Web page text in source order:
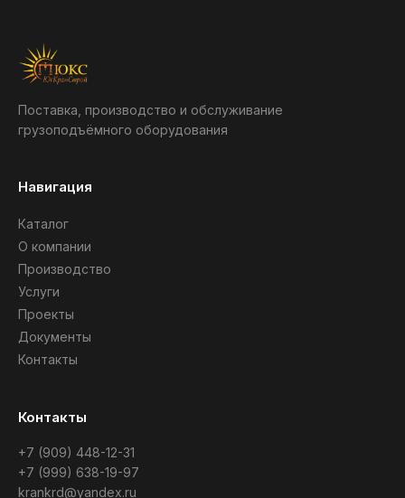
Поставка, производство и обслуживание
грузоподъёмного оборудования
Навигация
Каталог
О компании
Производство
Услуги
Проекты
Документы
Контакты
Контакты
+7 (909) 448-12-31
+7 (999) 638-19-97
krankrd@yandex.ru